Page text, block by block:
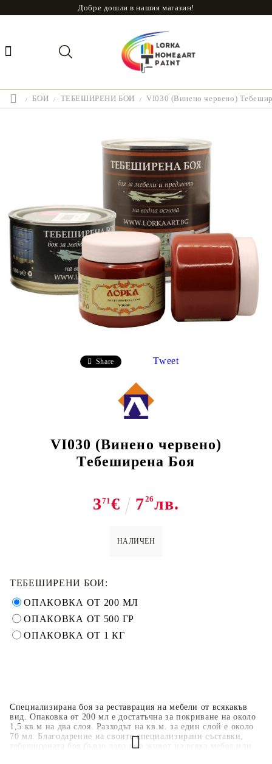
Добре дошли в нашия магазин!
БОИ ТЕБЕШИРЕНИ БОИ VI030 (Винено червено)
Share Tweet
VI030 (Винено червено)
Тебеширена Боя
371 € 726лв.
НАЛИЧЕН
Специализирана боя за реставрация на мебели от всякакъв
вид. Опаковка от 200 мл е достатъчна за покриване на около
1,5 кв.м на два слоя. Разходът на кв.м. за един слой е около
70 мл. Благодарение на своите специализирани съставки,
тебеширената боя бързо дава нов живот на всяка мебел или
ТЕБЕШИРЕНИ БОИ:
ОПАКОВКА ОТ 200 МЛ
ОПАКОВКА ОТ 500 ГР
ОПАКОВКА ОТ 1 КГ